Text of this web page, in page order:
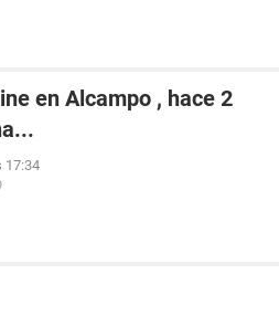
en Alcampo , hace 2
17:34